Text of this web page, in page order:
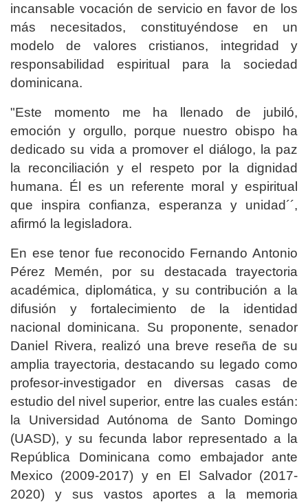
incansable vocación de servicio en favor de los
más necesitados, constituyéndose en un
modelo de valores cristianos, integridad y
responsabilidad espiritual para la sociedad
dominicana.
"Este momento me ha llenado de jubiló,
emoción y orgullo, porque nuestro obispo ha
dedicado su vida a promover el diálogo, la paz
la reconciliación y el respeto por la dignidad
humana. Él es un referente moral y espiritual
que inspira confianza, esperanza y unidad´´,
afirmó la legisladora.
En ese tenor fue reconocido Fernando Antonio
Pérez Memén, por su destacada trayectoria
académica, diplomática, y su contribución a la
difusión y fortalecimiento de la identidad
nacional dominicana. Su proponente, senador
Daniel Rivera, realizó una breve reseña de su
amplia trayectoria, destacando su legado como
profesor-investigador en diversas casas de
estudio del nivel superior, entre las cuales están:
la Universidad Autónoma de Santo Domingo
(UASD), y su fecunda labor representado a la
República Dominicana como embajador ante
Mexico (2009-2017) y en El Salvador (2017-
2020) y sus vastos aportes a la memoria